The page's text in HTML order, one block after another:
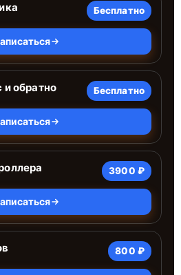
Бесплатно
и обратно Бесплатно
3900 ₽
800 ₽